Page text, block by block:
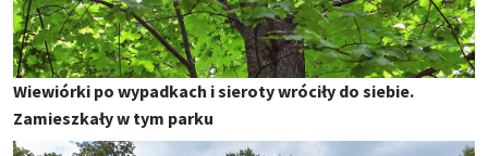
Wiewiórki po wypadkach i sieroty wróciły do siebie.
Zamieszkały w tym parku